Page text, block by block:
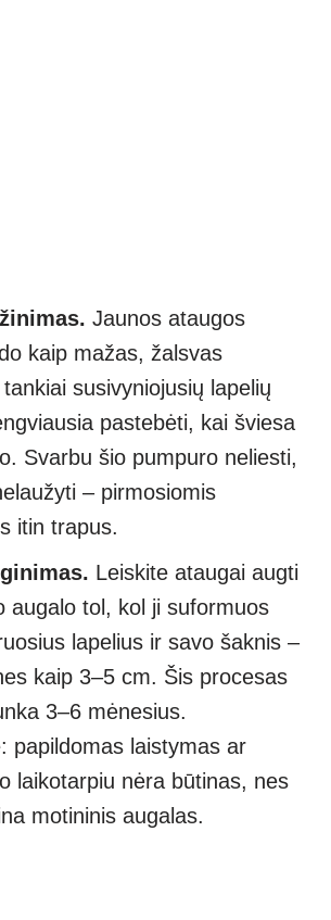
Jaunos ataugos
kaip mažas, žalsvas
susivyniojusių lapelių
pastebėti, kai šviesa
Svarbu šio pumpuro neliesti,
– pirmosiomis
itin trapus.
Leiskite ataugai augti
augalo tol, kol ji suformuos
lapelius ir savo šaknis –
kaip 3–5 cm. Šis procesas
3–6 mėnesius.
papildomas laistymas ar
laikotarpiu nėra būtinas, nes
motininis augalas.